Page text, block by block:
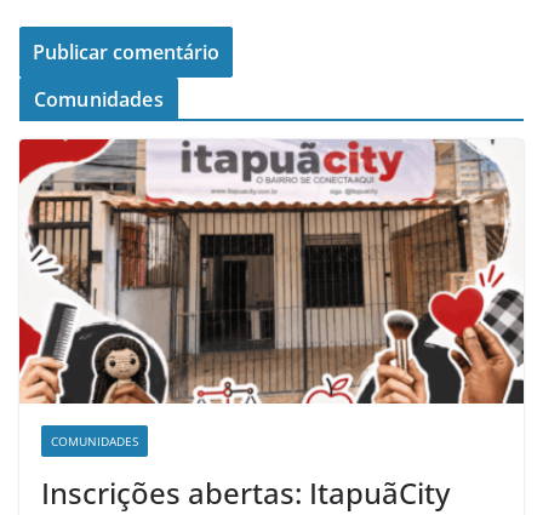
Comunidades
COMUNIDADES
Inscrições abertas: ItapuãCity